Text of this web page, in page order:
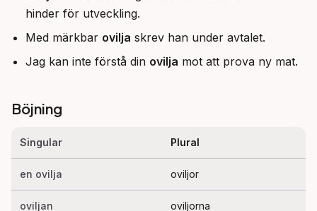
hinder för utveckling.
Med märkbar ovilja skrev han under avtalet.
Jag kan inte förstå din ovilja mot att prova ny mat.
Böjning
Singular Plural
en ovilja oviljor
oviljan oviljorna